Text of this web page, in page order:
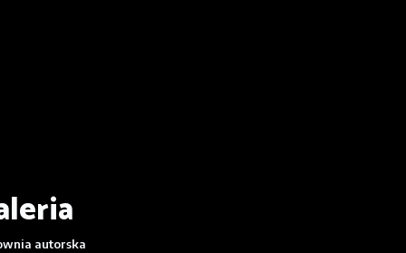
autorska